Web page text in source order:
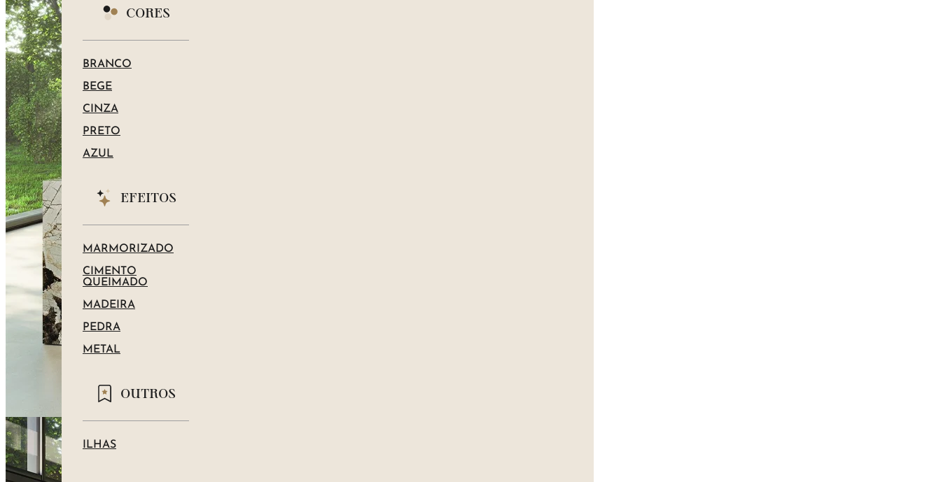
CORES
BRANCO
BEGE
CINZA
PRETO
AZUL
EFEITOS
MARMORIZADO
CIMENTO
QUEIMADO
MADEIRA
PEDRA
METAL
OUTROS
ILHAS